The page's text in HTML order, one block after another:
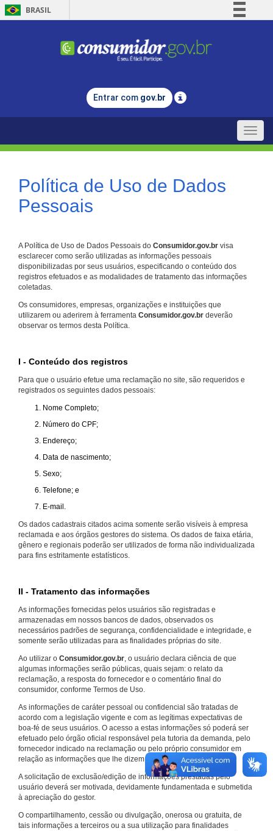
BRASIL
Comunica BR
Legislação
Entrar com gov.br
Toggle
Política de Uso de Dados
Pessoais
A Política de Uso de Dados Pessoais do Consumidor.gov.br visa
esclarecer como serão utilizadas as informações pessoais
disponibilizadas por seus usuários, especificando o conteúdo dos
registros efetuados e as modalidades de tratamento das informações
coletadas.
Os consumidores, empresas, organizações e instituições que
utilizarem ou aderirem à ferramenta Consumidor.gov.br deverão
observar os termos desta Política.
I - Conteúdo dos registros
Para que o usuário efetue uma reclamação no site, são requeridos e
registrados os seguintes dados pessoais:
Nome Completo;
Número do CPF;
Endereço;
Data de nascimento;
Sexo;
Telefone; e
E-mail.
Os dados cadastrais citados acima somente serão visíveis à empresa
reclamada e aos órgãos gestores do sistema. Os dados de faixa etária,
gênero e regionais poderão ser utilizados de forma não individualizada
para fins estritamente estatísticos.
II - Tratamento das informações
As informações fornecidas pelos usuários são registradas e
armazenadas em nossos bancos de dados, observados os
necessários padrões de segurança, confidencialidade e integridade, e
somente serão utilizadas para as finalidades próprias do site.
Ao utilizar o Consumidor.gov.br, o usuário declara ciência de que
algumas informações serão públicas, quais sejam: o relato da
reclamação, a resposta do fornecedor e o comentário final do
consumidor, conforme Termos de Uso.
As informações de caráter pessoal ou confidencial são tratadas de
acordo com a legislação vigente e com as legítimas expectativas de
boa-fé de seus usuários. O acesso a estas informações só poderá ser
efetuado pelo órgão oficial responsável pela tutoria da demanda, pelo
fornecedor indicado na reclamação ou pelo próprio consumidor em
relação as informações que lhe dizem respeito.
A solicitação de exclusão/edição de informações prestadas pelo
usuário deverá ser motivada, devidamente fundamentada e submetida
à apreciação do gestor.
O compartilhamento, cessão ou divulgação, onerosa ou gratuita, de
tais informações a terceiros ou a sua utilização para finalidades